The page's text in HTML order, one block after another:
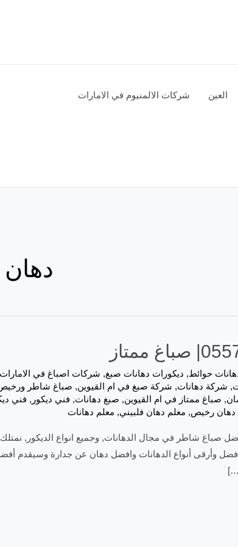
العين شركات الالمنيوم في الامارات
حوائط, ديكورات دهانات صبغ, شركات اصباغ في الامارات
, شركة دهانات, شركة صبغ في ام القيوين,
, صباغ ممتاز في ام القيوين, صبغ دهانات, فني ديكور , فني
دهان رخيص, معلم دهان فلبيني, معلم دهانات
صباغ ممتاز نحن لدينا افضل صباغ شاطر في مجال الدهانات, وجميع انواع
وأرقى أنواع الدهانات وافضل دهان عن جدارة وسيقدم